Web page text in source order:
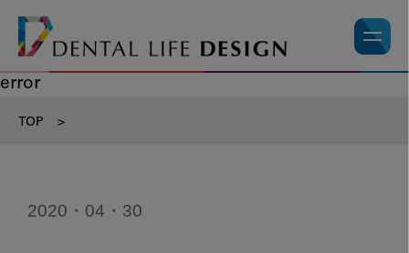
error
TOP >
2020・04・30